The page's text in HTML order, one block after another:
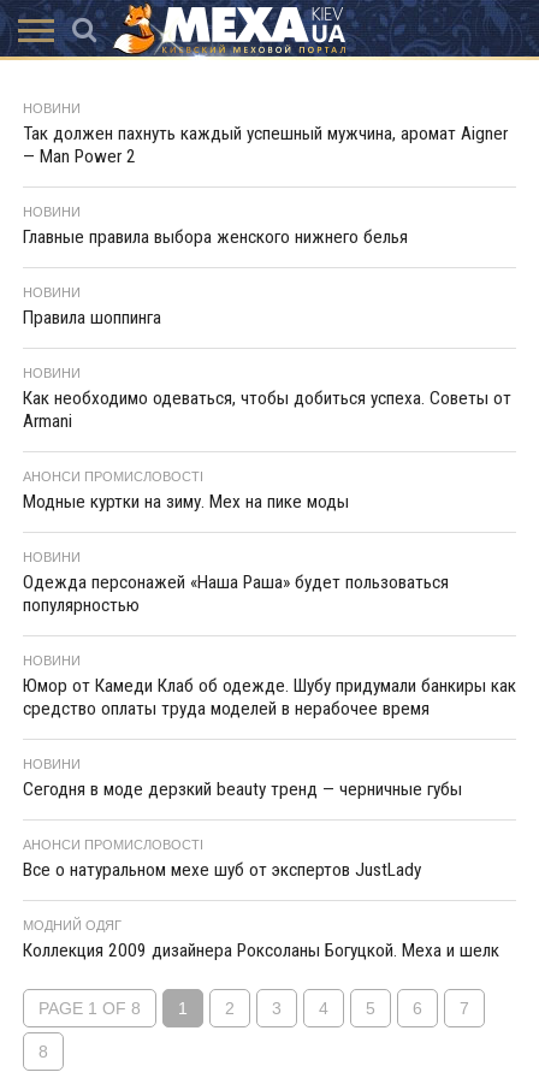
АКЦІЇ
ВИСТАВКИ
ПОСЛУГИ
МАГАЗИНИ
ХУТРЯНА
МОДА
НОВИНИ
КОНТАКТИ
АКСЕССУАРИ
НОВИНИ
Так должен пахнуть каждый успешный мужчина, аромат Aigner
— Man Power 2
НОВИНИ
Главные правила выбора женского нижнего белья
НОВИНИ
Правила шоппинга
НОВИНИ
Как необходимо одеваться, чтобы добиться успеха. Советы от
Armani
АНОНСИ ПРОМИСЛОВОСТІ
Модные куртки на зиму. Мех на пике моды
НОВИНИ
Одежда персонажей «Наша Раша» будет пользоваться
популярностью
НОВИНИ
Юмор от Камеди Клаб об одежде. Шубу придумали банкиры как
средство оплаты труда моделей в нерабочее время
НОВИНИ
Сегодня в моде дерзкий beauty тренд — черничные губы
АНОНСИ ПРОМИСЛОВОСТІ
Все о натуральном мехе шуб от экспертов JustLady
МОДНИЙ ОДЯГ
Коллекция 2009 дизайнера Роксоланы Богуцкой. Меха и шелк
PAGE 1 OF 8 1 2 3 4 5 6 7
8